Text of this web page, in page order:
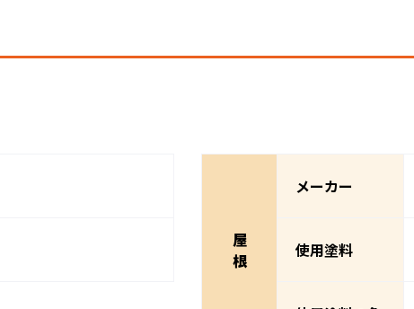
屋
根
メーカー
使用塗料